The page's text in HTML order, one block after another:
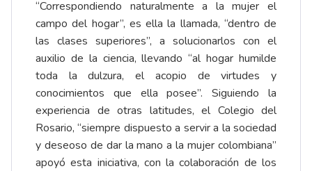
“Correspondiendo naturalmente a la mujer el
campo del hogar”, es ella la llamada, “dentro de
las clases superiores”, a solucionarlos con el
auxilio de la ciencia, llevando “al hogar humilde
toda la dulzura, el acopio de virtudes y
conocimientos que ella posee”. Siguiendo la
experiencia de otras latitudes, el Colegio del
Rosario, “siempre dispuesto a servir a la sociedad
y deseoso de dar la mano a la mujer colombiana”
apoyó esta iniciativa, con la colaboración de los